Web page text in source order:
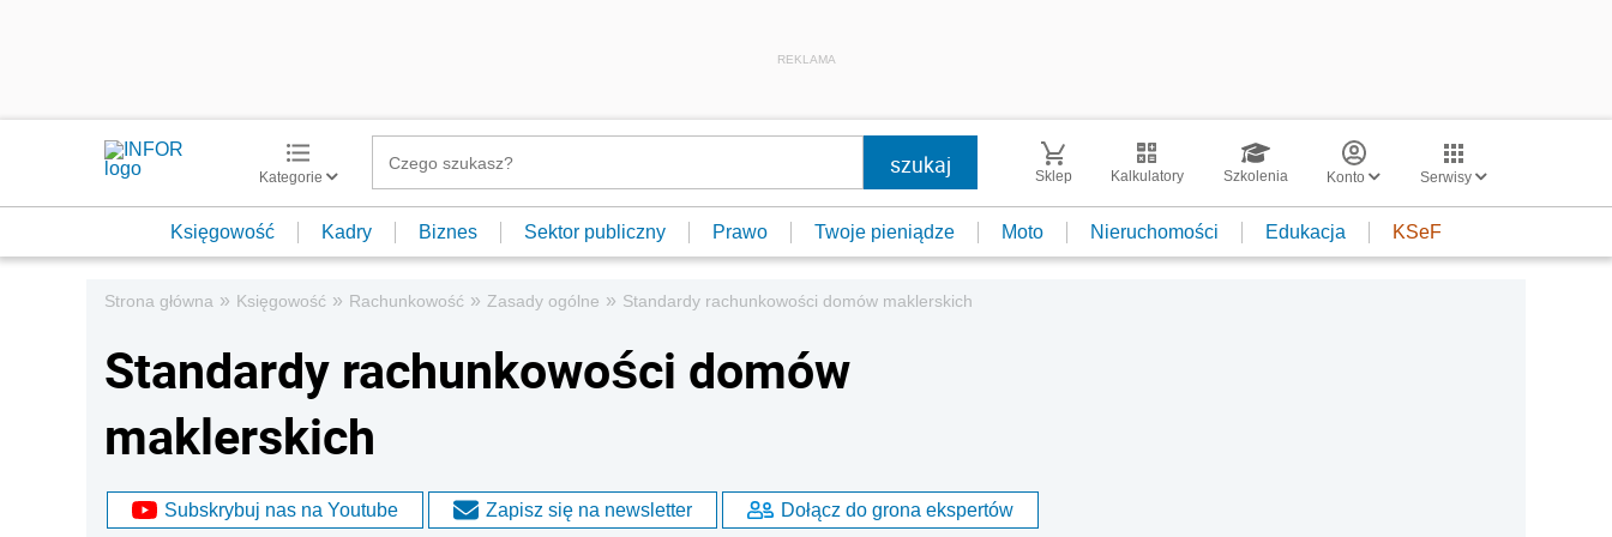
REKLAMA
Kategorie Sklep Kalkulatory Szkolenia Konto Serwisy
Księgowość Kadry Biznes Sektor publiczny Prawo Twoje pieniądze Moto Nieruchomości Edukacja KSeF
Strona główna » Księgowość » Rachunkowość » Zasady ogólne » Standardy rachunkowości domów maklerskich
Standardy rachunkowości domów
maklerskich
Subskrybuj nas na Youtube Zapisz się na newsletter Dołącz do grona ekspertów